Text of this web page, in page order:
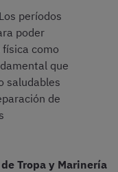
períodos
poder
como
que
saludables
de
Tropa y Marinería